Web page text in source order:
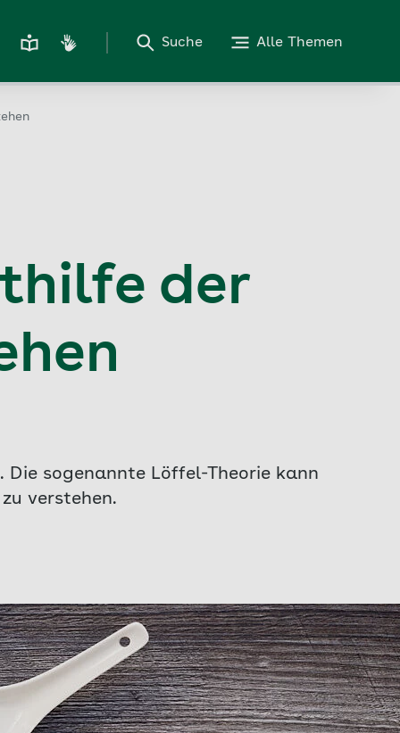
Suche Alle Themen
der
sogenannte Löffel-Theorie kann
verstehen.